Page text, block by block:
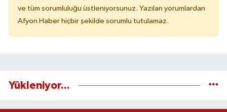
ve tüm sorumluluğu üstleniyorsunuz. Yazılan yorumlardan
Afyon Haber hiçbir şekilde sorumlu tutulamaz.
Yükleniyor...